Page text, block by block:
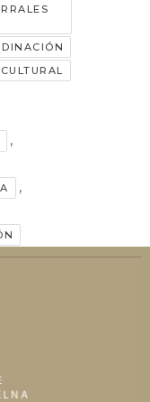
,
,